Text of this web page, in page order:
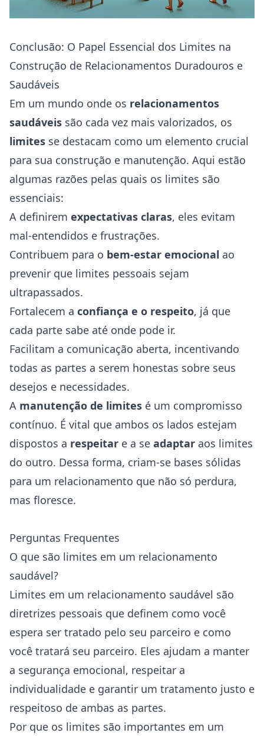
Conclusão: O Papel Essencial dos Limites na
Construção de Relacionamentos Duradouros e
Saudáveis
Em um mundo onde os relacionamentos
saudáveis são cada vez mais valorizados, os
limites se destacam como um elemento crucial
para sua construção e manutenção. Aqui estão
algumas razões pelas quais os limites são
essenciais:
A definirem expectativas claras, eles evitam
mal-entendidos e frustrações.
Contribuem para o bem-estar emocional ao
prevenir que limites pessoais sejam
ultrapassados.
Fortalecem a confiança e o respeito, já que
cada parte sabe até onde pode ir.
Facilitam a comunicação aberta, incentivando
todas as partes a serem honestas sobre seus
desejos e necessidades.
A manutenção de limites é um compromisso
contínuo. É vital que ambos os lados estejam
dispostos a respeitar e a se adaptar aos limites
do outro. Dessa forma, criam-se bases sólidas
para um relacionamento que não só perdura,
mas floresce.
Perguntas Frequentes
O que são limites em um relacionamento
saudável?
Limites em um relacionamento saudável são
diretrizes pessoais que definem como você
espera ser tratado pelo seu parceiro e como
você tratará seu parceiro. Eles ajudam a manter
a segurança emocional, respeitar a
individualidade e garantir um tratamento justo e
respeitoso de ambas as partes.
Por que os limites são importantes em um